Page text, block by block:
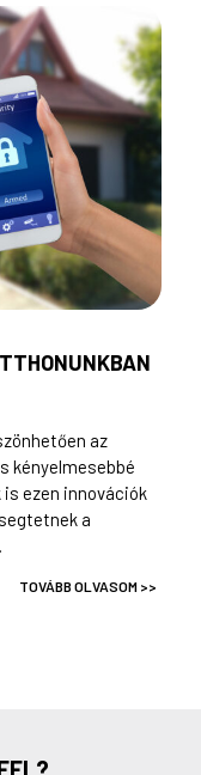
az
kényelmesebbé
is ezen innovációk
a
TOVÁBB OLVASOM >>